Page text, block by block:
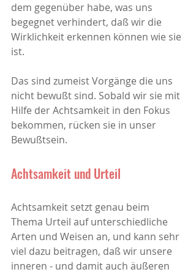
dem gegenüber habe, was uns
begegnet verhindert, daß wir die
Wirklichkeit erkennen können wie sie
ist.
Das sind zumeist Vorgänge die uns
nicht bewußt sind. Sobald wir sie mit
Hilfe der Achtsamkeit in den Fokus
bekommen, rücken sie in unser
Bewußtsein.
Achtsamkeit und Urteil
Achtsamkeit setzt genau beim
Thema Urteil auf unterschiedliche
Arten und Weisen an, und kann sehr
viel dazu beitragen, daß wir unsere
inneren - und damit auch äußeren